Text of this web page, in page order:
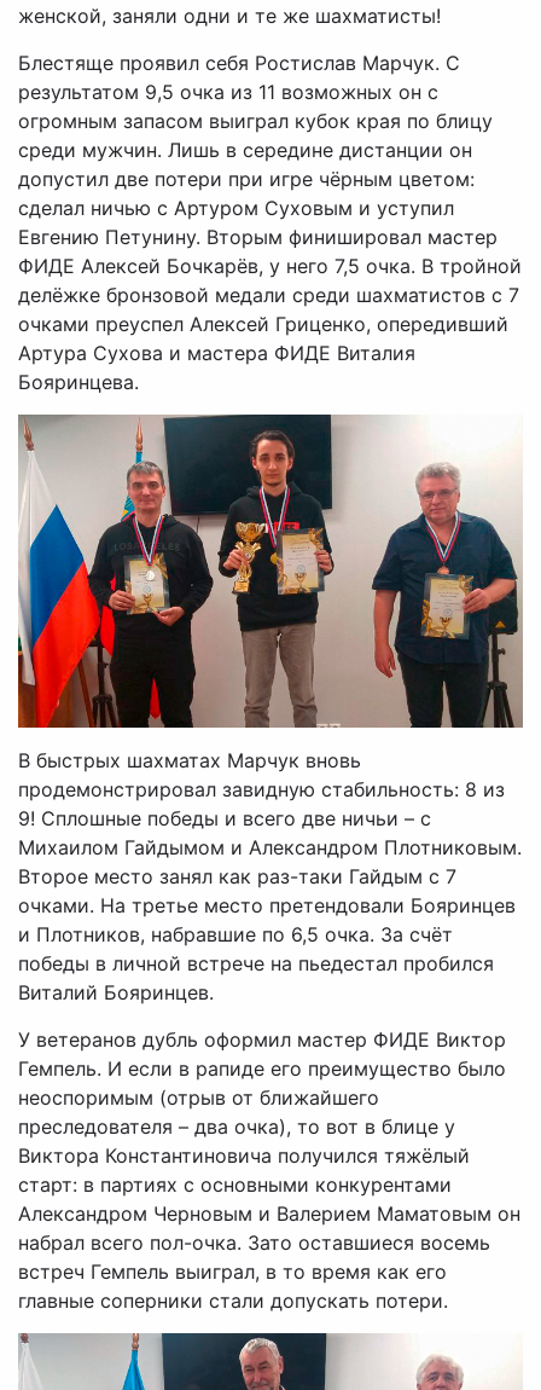
женской, заняли одни и те же шахматисты!
Блестяще проявил себя Ростислав Марчук. С
результатом 9,5 очка из 11 возможных он с
огромным запасом выиграл кубок края по блицу
среди мужчин. Лишь в середине дистанции он
допустил две потери при игре чёрным цветом:
сделал ничью с Артуром Суховым и уступил
Евгению Петунину. Вторым финишировал мастер
ФИДЕ Алексей Бочкарёв, у него 7,5 очка. В тройной
делёжке бронзовой медали среди шахматистов с 7
очками преуспел Алексей Гриценко, опередивший
Артура Сухова и мастера ФИДЕ Виталия
Бояринцева.
В быстрых шахматах Марчук вновь
продемонстрировал завидную стабильность: 8 из
9! Сплошные победы и всего две ничьи – с
Михаилом Гайдымом и Александром Плотниковым.
Второе место занял как раз-таки Гайдым с 7
очками. На третье место претендовали Бояринцев
и Плотников, набравшие по 6,5 очка. За счёт
победы в личной встрече на пьедестал пробился
Виталий Бояринцев.
У ветеранов дубль оформил мастер ФИДЕ Виктор
Гемпель. И если в рапиде его преимущество было
неоспоримым (отрыв от ближайшего
преследователя – два очка), то вот в блице у
Виктора Константиновича получился тяжёлый
старт: в партиях с основными конкурентами
Александром Черновым и Валерием Маматовым он
набрал всего пол-очка. Зато оставшиеся восемь
встреч Гемпель выиграл, в то время как его
главные соперники стали допускать потери.